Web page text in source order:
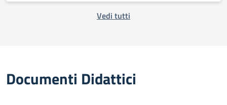
Vedi tutti
Documenti Didattici